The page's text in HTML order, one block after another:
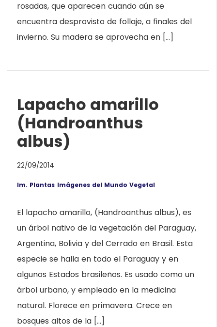
rosadas, que aparecen cuando aún se
encuentra desprovisto de follaje, a finales del
invierno. Su madera se aprovecha en […]
Lapacho amarillo
(Handroanthus
albus)
22/09/2014
Im. Plantas Imágenes del Mundo Vegetal
El lapacho amarillo, (Handroanthus albus), es
un árbol nativo de la vegetación del Paraguay,
Argentina, Bolivia y del Cerrado en Brasil. Esta
especie se halla en todo el Paraguay y en
algunos Estados brasileños. Es usado como un
árbol urbano, y empleado en la medicina
natural. Florece en primavera. Crece en
bosques altos de la […]